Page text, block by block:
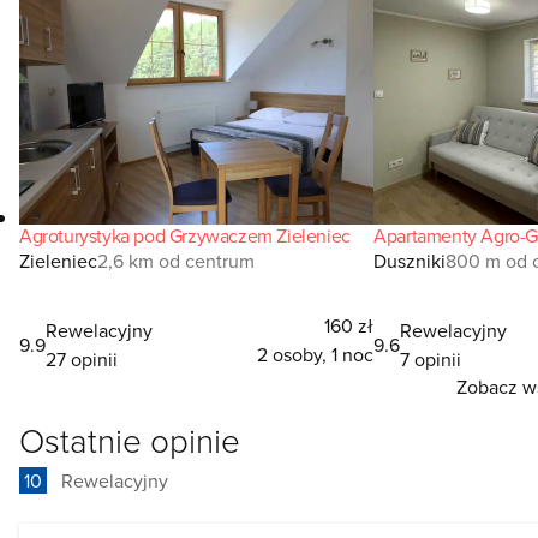
Agroturystyka pod Grzywaczem Zieleniec
Zieleniec2,6 km od centrum
9.9
Rewelacyjny
27 opinii
160 zł
2 osoby, 1 noc
Apartamenty Agro-
Duszniki800 m od
9.6
Rewelacyjny
7 opinii
Zobacz
Ostatnie opinie
10 Rewelacyjny